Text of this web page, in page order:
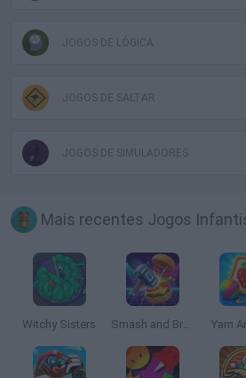
JOGOS DE LÓGICA
JOGOS DE SALTAR
JOGOS DE SIMULADORES
Mais recentes Jogos
Witchy Sisters Smash and Break Yarn